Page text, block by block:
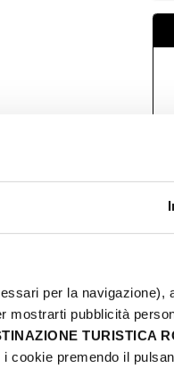
per la navigazione),
mostrarti pubblicità
TURISTICA
cookie premendo il